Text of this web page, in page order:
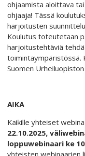
ohjaamista aloittava
ohjaaja! Tässä
harjoitusten
Koulutus toteutetaan
harjoitustehtäviä
toimintaympäristössä.
Suomen
AIKA
Kaikille yhteiset
22.10.2025,
loppuwebinaari ke
yhteisten webinaarien